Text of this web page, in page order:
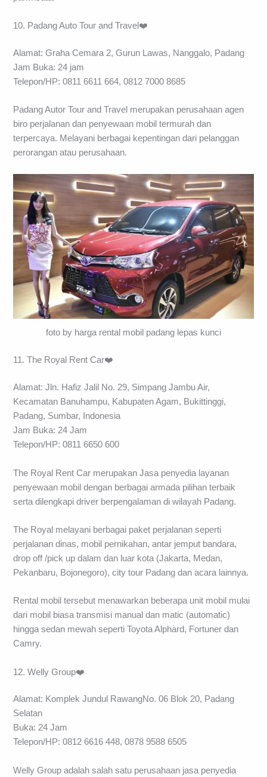
10. Padang Auto Tour and Travel❤️
Alamat: Graha Cemara 2, Gurun Lawas, Nanggalo, Padang
Jam Buka: 24 jam
Telepon/HP: 0811 6611 664, 0812 7000 8685
Padang Autor Tour and Travel merupakan perusahaan agen
biro perjalanan dan penyewaan mobil termurah dan
terpercaya. Melayani berbagai kepentingan dari pelanggan
perorangan atau perusahaan.
foto by harga rental mobil padang lepas kunci
11. The Royal Rent Car❤️
Alamat: Jln. Hafiz Jalil No. 29, Simpang Jambu Air,
Kecamatan Banuhampu, Kabupaten Agam, Bukittinggi,
Padang, Sumbar, Indonesia
Jam Buka: 24 Jam
Telepon/HP: 0811 6650 600
The Royal Rent Car merupakan Jasa penyedia layanan
penyewaan mobil dengan berbagai armada pilihan terbaik
serta dilengkapi driver berpengalaman di wilayah Padang.
The Royal melayani berbagai paket perjalanan seperti
perjalanan dinas, mobil pernikahan, antar jemput bandara,
drop off /pick up dalam dan luar kota (Jakarta, Medan,
Pekanbaru, Bojonegoro), city tour Padang dan acara lainnya.
Rental mobil tersebut menawarkan beberapa unit mobil mulai
dari mobil biasa transmisi manual dan matic (automatic)
hingga sedan mewah seperti Toyota Alphard, Fortuner dan
Camry.
12. Welly Group❤️
Alamat: Komplek Jundul RawangNo. 06 Blok 20, Padang
Selatan
Buka: 24 Jam
Telepon/HP: 0812 6616 448, 0878 9588 6505
Welly Group adalah salah satu perusahaan jasa penyedia